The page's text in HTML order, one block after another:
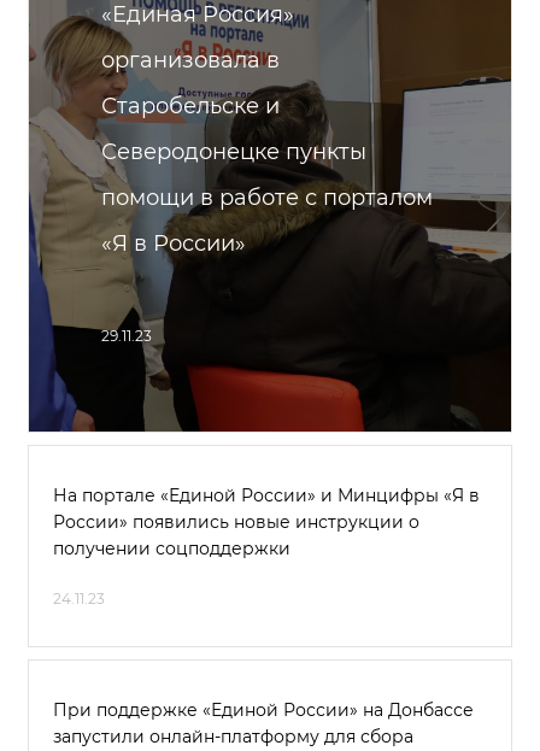
«Единая Россия»
организовала в
Старобельске и
Северодонецке пункты
помощи в работе с порталом
«Я в России»
29.11.23
На портале «Единой России» и Минцифры «Я в
России» появились новые инструкции о
получении соцподдержки
24.11.23
При поддержке «Единой России» на Донбассе
запустили онлайн-платформу для сбора